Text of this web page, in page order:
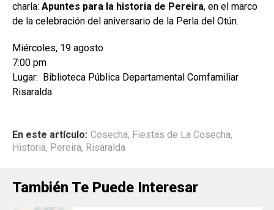
charla: Apuntes para la historia de Pereira, en el marco
de la celebración del aniversario de la Perla del Otún.
Miércoles, 19 agosto
7:00 pm
Lugar: Biblioteca Pública Departamental Comfamiliar
Risaralda
En este artículo: Cosecha, Fiestas de La Cosecha,
Historia, Pereira, Risaralda
También Te Puede Interesar